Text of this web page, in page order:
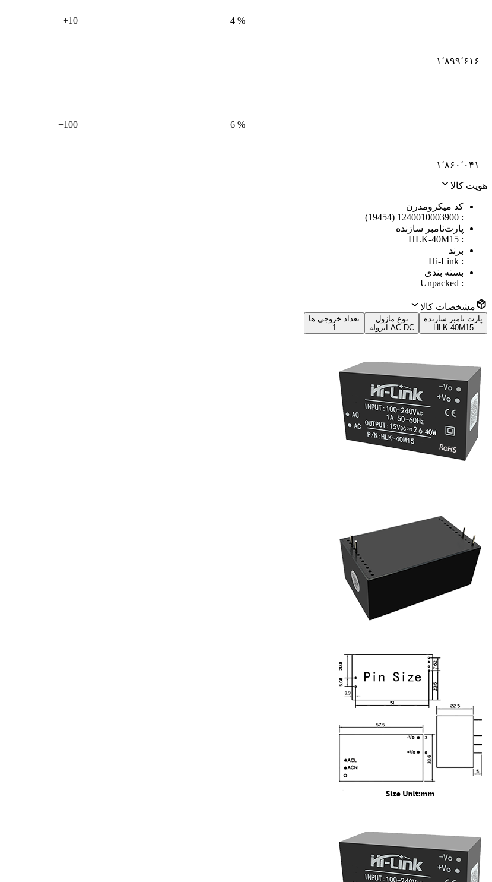
۱٬۸۹۹٬۶۱۶
%
4
10
+
۱٬۸۶۰٬۰۴۱
%
6
100
+
هویت کالا
کد میکرومدرن
:
1240010003900 (19454)
پارت‌نامبر سازنده
:
HLK-40M15
برند
:
Hi-Link
بسته بندی
:
Unpacked
مشخصات کالا
پارت نامبر سازنده
HLK-40M15
نوع ماژول
AC-DC ایزوله
تعداد خروجی ها
1